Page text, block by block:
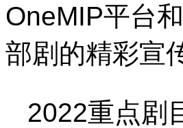
OneMIP平台
部剧的精彩宣
2022重点剧